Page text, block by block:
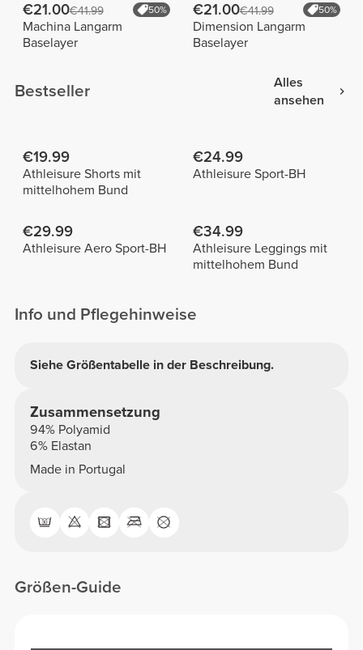
€21.00€41.99 50%
Machina Langarm
Baselayer
€21.00€41.99 50%
Dimension Langarm
Baselayer
Bestseller
Alles
ansehen
€19.99
Athleisure Shorts mit
mittelhohem Bund
€24.99
Athleisure Sport-BH
€29.99
Athleisure Aero Sport-BH
€34.99
Athleisure Leggings mit
mittelhohem Bund
Info und Pflegehinweise
Siehe Größentabelle in der Beschreibung.
Zusammensetzung
94% Polyamid
6% Elastan
Made in Portugal
Größen-Guide